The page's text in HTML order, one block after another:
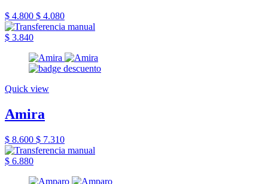
$ 4.800 $ 4.080
$ 3.840
Quick view
Amira
$ 8.600 $ 7.310
$ 6.880